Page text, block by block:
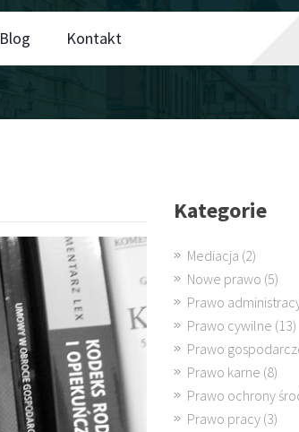
Blog Kontakt
Kategorie
Mediacja (2)
Nowe prawo (5)
Prawo
Prawo cywilne (13)
Prawo
Prawo karne (8)
Prawo ochrony
Prawo pracy (3)